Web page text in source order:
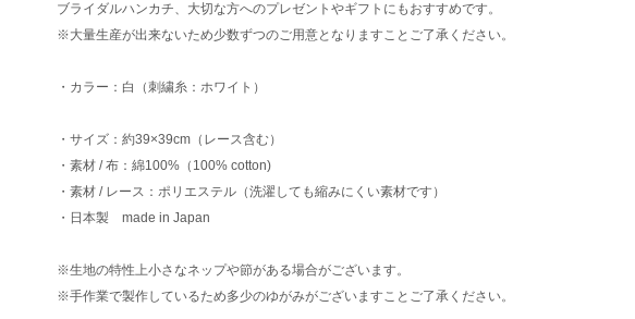
ブライダルハンカチ、大切な方へのプレゼントやギフトにもおすすめです。
※大量生産が出来ないため少数ずつのご用意となりますことご了承ください。
・カラー：白（刺繍糸：ホワイト）
・サイズ：約39×39cm（レース含む）
・素材 / 布：綿100%（100% cotton)
・素材 / レース：ポリエステル（洗濯しても縮みにくい素材です）
・日本製 made in Japan
※生地の特性上小さなネップや節がある場合がございます。
※手作業で製作しているため多少のゆがみがございますことご了承ください。